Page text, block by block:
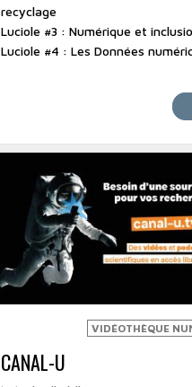
recyclage
Luciole #3 : Numérique et
Luciole #4 : Les Données
VIDÉOTHÈQUE
CANAL-U